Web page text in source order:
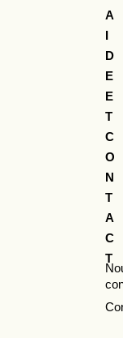
A
I
D
E
E
T
C
O
N
T
A
C
T